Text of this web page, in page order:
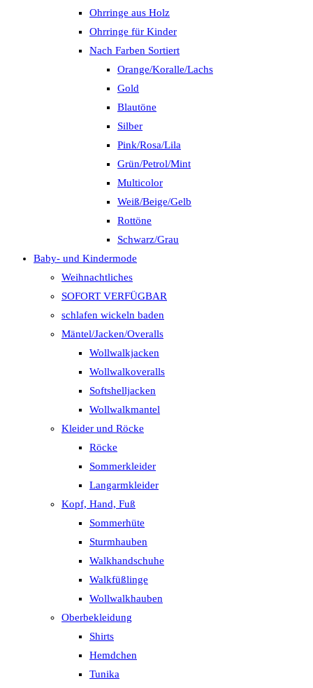
Ohrringe aus Holz
Ohrringe für Kinder
Nach Farben Sortiert
Orange/Koralle/Lachs
Gold
Blautöne
Silber
Pink/Rosa/Lila
Grün/Petrol/Mint
Multicolor
Weiß/Beige/Gelb
Rottöne
Schwarz/Grau
Baby- und Kindermode
Weihnachtliches
SOFORT VERFÜGBAR
schlafen wickeln baden
Mäntel/Jacken/Overalls
Wollwalkjacken
Wollwalkoveralls
Softshelljacken
Wollwalkmantel
Kleider und Röcke
Röcke
Sommerkleider
Langarmkleider
Kopf, Hand, Fuß
Sommerhüte
Sturmhauben
Walkhandschuhe
Walkfüßlinge
Wollwalkhauben
Oberbekleidung
Shirts
Hemdchen
Tunika